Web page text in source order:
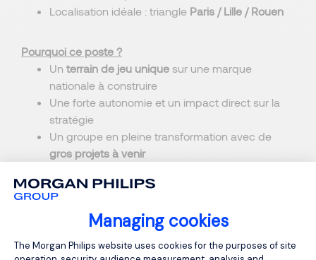
Managing cookies
Consent Management Platform:
The Morgan Philips website uses cookies for the purposes of site
Localisation idéale : triangle Paris / Lille / Rouen
Pourquoi ce poste ?
Un terrain de jeu unique sur une marque
nationale à construire
Une forte autonomie et un impact direct sur la
stratégie
Un groupe en pleine transformation avec de
gros projets à venir